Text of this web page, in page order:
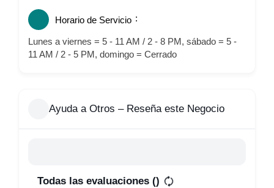
Horario de Servicio
Lunes a viernes = 5 - 11 AM / 2 - 8 PM, sábado = 5 -
11 AM / 2 - 5 PM, domingo = Cerrado
Ayuda a Otros – Reseña este Negocio
Todas las evaluaciones ()